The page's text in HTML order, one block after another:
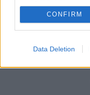
CONFIRM
Data Deletion